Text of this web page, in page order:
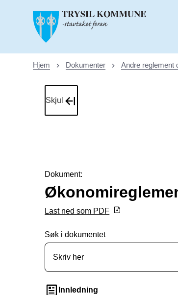
Trysil kommune
Du er her:
Hjem Dokumenter Andre reglement
Skjul
Dokument:
Last ned som PDF
Søk i dokumentet
Innledning